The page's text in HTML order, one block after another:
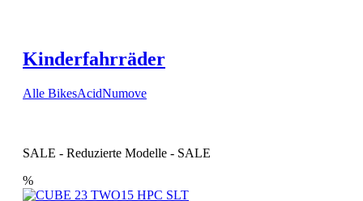
Kinderfahrräder
Alle BikesAcidNumove
SALE - Reduzierte Modelle - SALE
%